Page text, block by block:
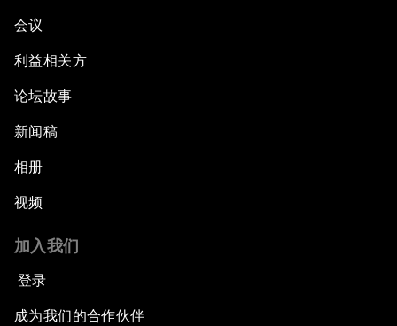
会议
利益相关方
论坛故事
新闻稿
相册
视频
加入我们
登录
成为我们的合作伙伴